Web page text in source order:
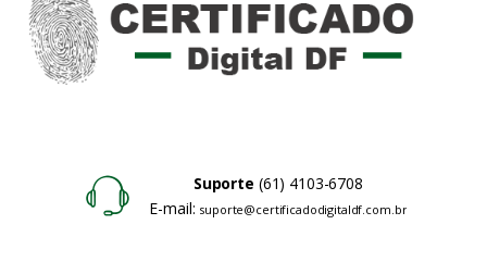
Suporte (61) 4103-6708
E-mail: suporte@certificadodigitaldf.com.br